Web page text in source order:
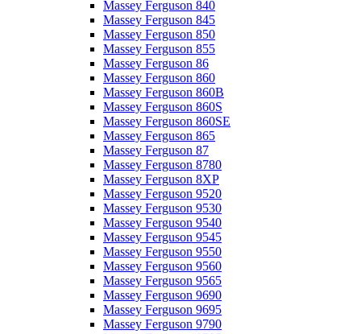
Massey Ferguson 840
Massey Ferguson 845
Massey Ferguson 850
Massey Ferguson 855
Massey Ferguson 86
Massey Ferguson 860
Massey Ferguson 860B
Massey Ferguson 860S
Massey Ferguson 860SE
Massey Ferguson 865
Massey Ferguson 87
Massey Ferguson 8780
Massey Ferguson 8XP
Massey Ferguson 9520
Massey Ferguson 9530
Massey Ferguson 9540
Massey Ferguson 9545
Massey Ferguson 9550
Massey Ferguson 9560
Massey Ferguson 9565
Massey Ferguson 9690
Massey Ferguson 9695
Massey Ferguson 9790